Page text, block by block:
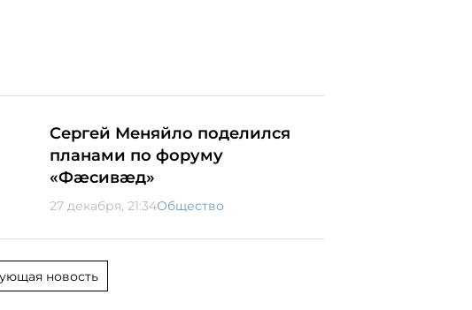
Сергей Меняйло поделился
планами по форуму
«Фæсивæд»
27 декабря, 21:34Общество
новость